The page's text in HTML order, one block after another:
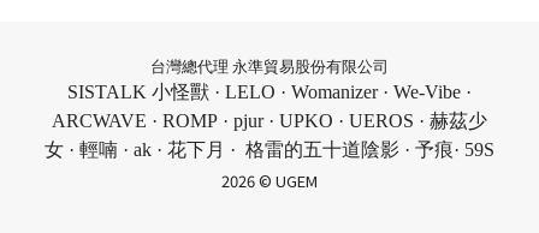
台灣總代理 永準貿易股份有限公司
SISTALK 小怪獸 · LELO · Womanizer · We-Vibe ·
ARCWAVE · ROMP · pjur · UPKO · UEROS · 赫茲少
女 · 輕喃 · ak · 花下月 · 格雷的五十道陰影 · 予痕· 59S
2026 © UGEM